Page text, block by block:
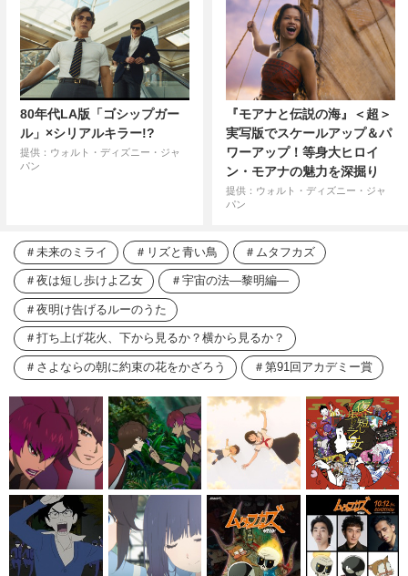
80年代LA版「ゴシップガー
ル」×シリアルキラー!?
提供：ウォルト・ディズニー・ジャ
パン
『モアナと伝説の海』＜超＞
実写版でスケールアップ＆パ
ワーアップ！等身大ヒロイ
ン・モアナの魅力を深掘り
提供：ウォルト・ディズニー・ジャ
パン
未来のミライ リズと青い鳥 ムタフカズ
夜は短し歩けよ乙女 宇宙の法―黎明編―
夜明け告げるルーのうた
打ち上げ花火、下から見るか？横から見るか？
さよならの朝に約束の花をかざろう 第91回アカデミー賞